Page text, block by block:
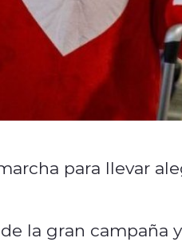
para llevar
la gran campaña